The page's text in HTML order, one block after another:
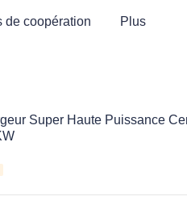
de coopération Plus
Super Haute Puissance